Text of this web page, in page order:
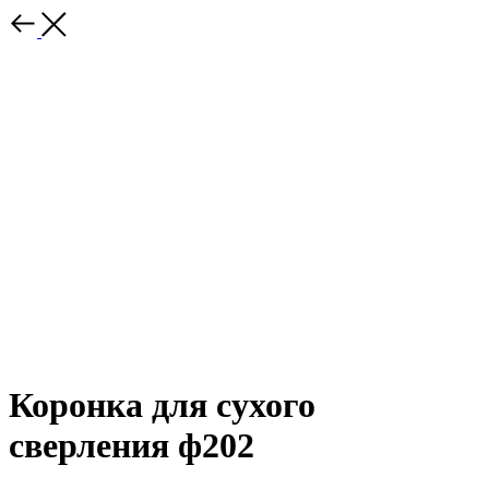
Коронка для сухого
сверления ф202